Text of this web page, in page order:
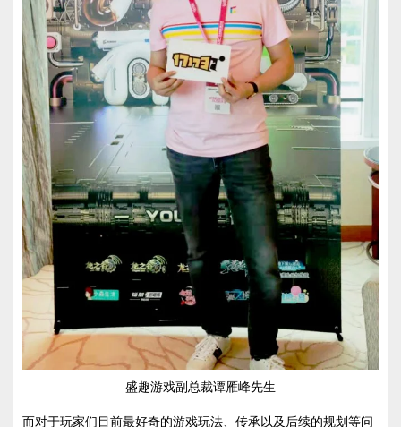
盛趣游戏副总裁谭雁峰先生
而对于玩家们目前最好奇的游戏玩法、传承以及后续的规划等问